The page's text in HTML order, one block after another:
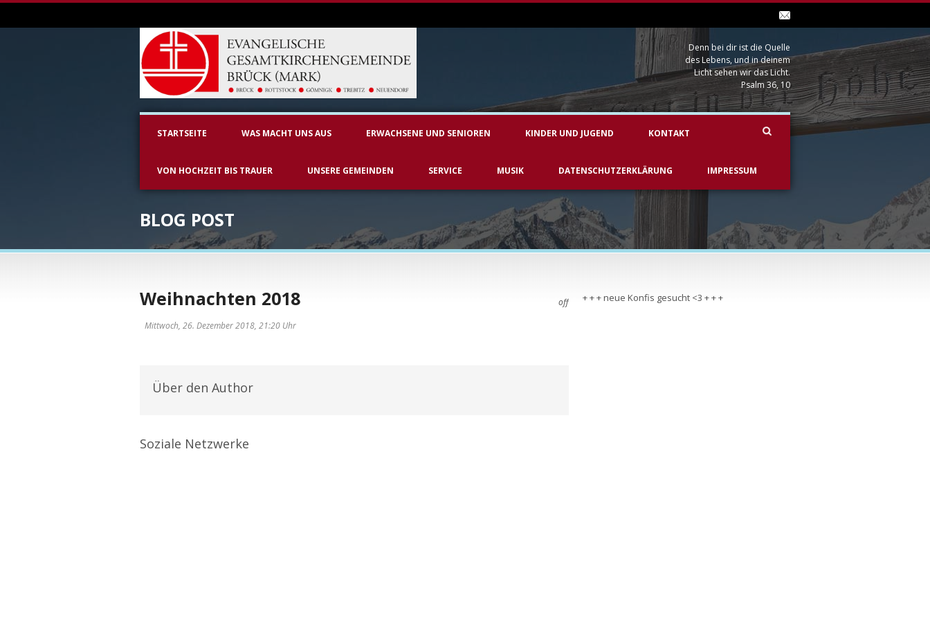
Denn bei dir ist die Quelle
des Lebens, und in deinem
Licht sehen wir das Licht.
Psalm 36, 10
STARTSEITE WAS MACHT UNS AUS ERWACHSENE UND SENIOREN KINDER UND JUGEND KONTAKT
VON HOCHZEIT BIS TRAUER UNSERE GEMEINDEN SERVICE MUSIK DATENSCHUTZERKLÄRUNG IMPRESSUM
BLOG POST
off
Weihnachten 2018
Mittwoch, 26. Dezember 2018, 21:20 Uhr
Über den Author
Soziale Netzwerke
+ + + neue Konfis gesucht <3 + + +